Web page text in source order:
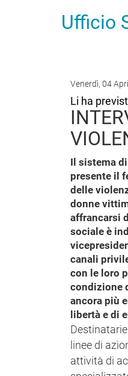
Ufficio
Venerdì, 04
Li ha
Il sistema
presente il
delle
donne
affrancarsi
sociale è
canali
con le loro
condizione
ancora più
libertà e di
linee di
attività di